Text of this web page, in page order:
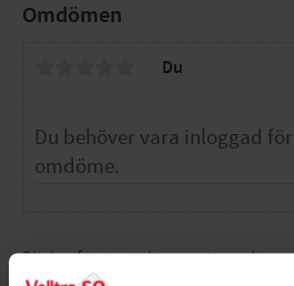
Omdömen
Du
Bli den första att lämna ett omdöme.